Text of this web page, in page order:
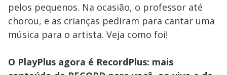
pelos pequenos. Na ocasião, o professor até
chorou, e as crianças pediram para cantar uma
música para o artista. Veja como foi!
O PlayPlus agora é RecordPlus: mais